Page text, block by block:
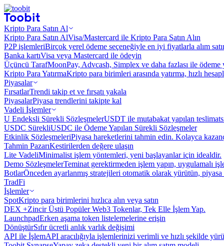
Kripto Para Satın Al
Kripto Para Satın AlVisa/Mastercard ile Kripto Para Satın Alın
P2P işlemleriBirçok yerel ödeme seçeneğiyle en iyi fiyatlarla alım
Banka kartıVisa veya Mastercard ile ödeyin
Üçüncü TarafMoonPay, Advcash, Simplex ve daha fazlası ile ödeme
Kripto Para YatırmaKripto para birimleri arasında yatırma, hızlı
Piyasalar
FırsatlarTrendi takip et ve fırsatı yakala
PiyasalarPiyasa trendlerini takipte kal
Vadeli İşlemler
U Endeksli Sürekli SözleşmelerUSDT ile mutabakat yapılan
USDC SürekliUSDC ile Ödeme Yapılan Sürekli Sözleşmeler
Etkinlik SözleşmeleriPiyasa hareketlerini tahmin edin. Kolayca
Tahmin PazarıKestirilerden değere ulaşın
Lite VadeliMinimalist işlem yöntemleri, yeni başlayanlar için idealdir.
Demo SözleşmelerTeminat gerektirmeden işlem yapın, uygulamalı
BotlarÖnceden ayarlanmış stratejileri otomatik olarak yürütün, piyasa
TradFi
İşlemler
SpotKripto para birimlerini hızlıca alın veya satın
DEX +Zincir Üstü Popüler Web3 Tokenlar, Tek Elle İşlem Yap.
LaunchpadErken aşama token listelemelerine erişin
DönüştürSıfır ücretli anlık varlık değişimi
API ile İşlemAPI aracılığıyla işlemlerinizi verimli ve hızlı şekilde